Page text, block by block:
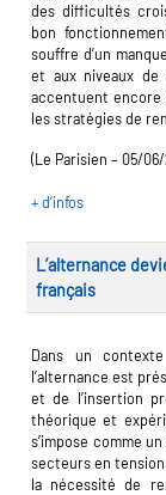
des difficultés
bon
souffre d’un
et aux niveaux
accentuent encore
les stratégies de
(Le Parisien – 05/
+ d’infos
L’alternance
français
Dans un
l’alternance est
et de l’insertion
théorique et
s’impose comme
secteurs en
la nécessité de